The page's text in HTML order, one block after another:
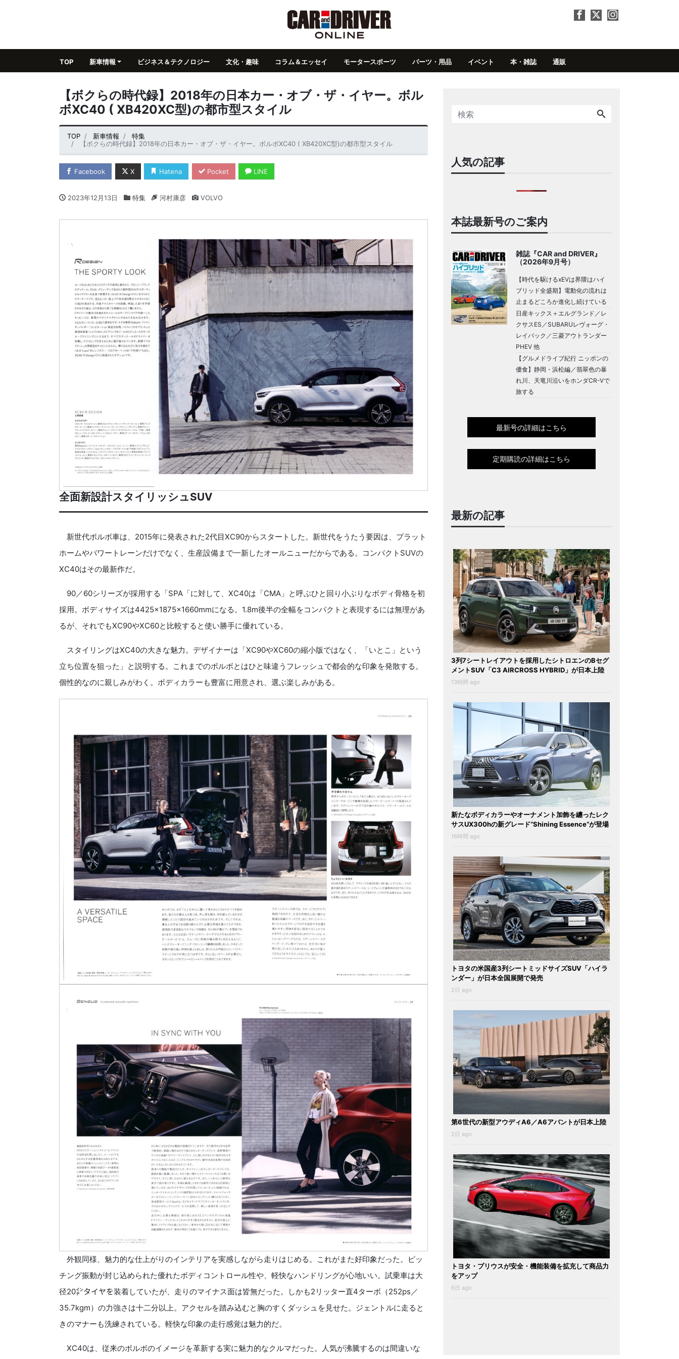
TOP 新車情報 ビジネス＆テクノロジー 文化・趣味 コラム＆エッセイ モータースポーツ パーツ・用品 イベント 本・雑誌 通販
【ボクらの時代録】2018年の日本カー・オブ・ザ・イヤー。ボル
ボXC40 ( XB420XC型)の都市型スタイル
TOP 新車情報
特集
【ボクらの時代録】2018年の日本カー・オブ・ザ・イヤー。ボルボXC40 ( XB420XC型)の都市型スタイル
Facebook X Hatena Pocket LINE
2023年12月13日 特集 河村康彦 VOLVO
全面新設計スタイリッシュSUV
新世代ボルボ車は、2015年に発表された2代目XC90からスタートした。新世代をうたう要因は、プラット
ホームやパワートレーンだけでなく、生産設備まで一新したオールニューだからである。コンパクトSUVの
XC40はその最新作だ。
90／60シリーズが採用する「SPA「に対して、XC40は「CMA」と呼ぶひと回り小ぶりなボディ骨格を初
採用。ボディサイズは4425×1875×1660mmになる。1.8m後半の全幅をコンパクトと表現するには無理があ
るが、それでもXC90やXC60と比較すると使い勝手に優れている。
スタイリングはXC40の大きな魅力。デザイナーは「XC90やXC60の縮小版ではなく、「いとこ」という
立ち位置を狙った」と説明する。これまでのボルボとはひと味違うフレッシュで都会的な印象を発散する。
個性的なのに親しみがわく。ボディカラーも豊富に用意され、選ぶ楽しみがある。
外観同様、魅力的な仕上がりのインテリアを実感しながら走りはじめる。これがまた好印象だった。ピッ
チング振動が封じ込められた優れたボディコントロール性や、軽快なハンドリングが心地いい。試乗車は大
径20㌅タイヤを装着していたが、走りのマイナス面は皆無だった。しかも2リッター直4ターボ（252ps／
35.7kgm）の力強さは十二分以上。アクセルを踏み込むと胸のすくダッシュを見せた。ジェントルに走ると
きのマナーも洗練されている。軽快な印象の走行感覚は魅力的だ。
XC40は、従来のボルボのイメージを革新する実に魅力的なクルマだった。人気が沸騰するのは間違いな
人気の記事
本誌最新号のご案内
雑誌『CAR and DRIVER』
（2026年9月号）
【時代を駆けるxEVは界隈はハイ
ブリッド全盛期】電動化の流れは
止まるどころか進化し続けている
日産キックス＋エルグランド／レ
クサスES／SUBARUレヴォーグ・
レイバック／三菱アウトランダー
PHEV 他
【グルメドライブ紀行 ニッポンの
優食】静岡・浜松編／翡翠色の暴
れ川、天竜川沿いをホンダCR-Vで
旅する
最新号の詳細はこちら
定期購読の詳細はこちら
最新の記事
3列7シートレイアウトを採用したシトロエンのBセグ
メントSUV「C3 AIRCROSS HYBRID」が日本上陸
13時間 ago
新たなボディカラーやオーナメント加飾を纏ったレク
サスUX300hの新グレード“Shining Essence”が登場
16時間 ago
トヨタの米国産3列シートミッドサイズSUV「ハイラ
ンダー」が日本全国展開で発売
2日 ago
第6世代の新型アウディA6／A6アバントが日本上陸
2日 ago
トヨタ・プリウスが安全・機能装備を拡充して商品力
をアップ
6日 ago